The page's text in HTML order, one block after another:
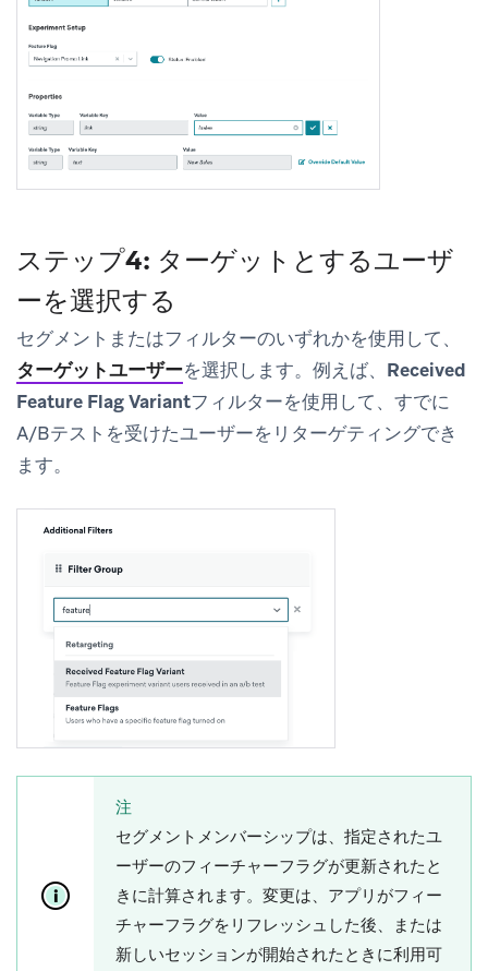
ステップ4: ターゲットとするユーザ
ーを選択する
セグメントまたはフィルターのいずれかを使用して、
ターゲットユーザーを選択します。例えば、 Received
Feature Flag Variantフィルターを使用して、すでに
A/Bテストを受けたユーザーをリターゲティングでき
ます。
注
セグメントメンバーシップは、指定されたユ
ーザーのフィーチャーフラグが更新されたと
きに計算されます。変更は、アプリがフィー
チャーフラグをリフレッシュした後、または
新しいセッションが開始されたときに利用可